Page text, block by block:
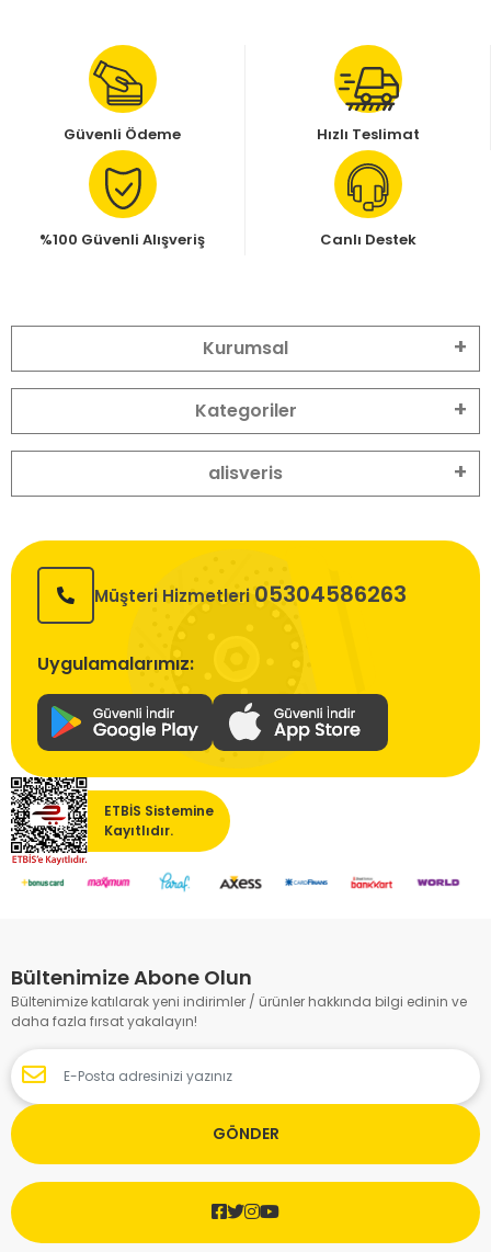
Güvenli Ödeme Hızlı Teslimat
%100 Güvenli Alışveriş Canlı Destek
Kurumsal
Kategoriler
alisveris
Müşteri Hizmetleri 05304586263
Uygulamalarımız:
ETBİS Sistemine
Kayıtlıdır.
Bültenimize Abone Olun
Bültenimize katılarak yeni indirimler / ürünler hakkında bilgi edinin ve
daha fazla fırsat yakalayın!
GÖNDER